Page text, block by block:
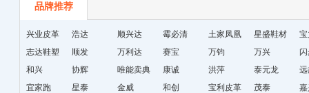
品牌推荐
兴业皮革 浩达 顺兴达 霉必清
土家凤凰
十字绣鞋
垫厂
星盛鞋材
志达鞋塑
顺发 万利达 赛宝 万钧 万兴
和兴
协辉 唯能卖典 康诚 洪萍 泰元龙
宜家跑
星泰 金威 和创 宝利皮革 茂泰